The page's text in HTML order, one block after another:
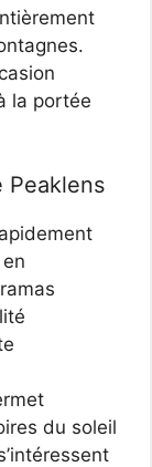
la portée
Peaklens
du soleil